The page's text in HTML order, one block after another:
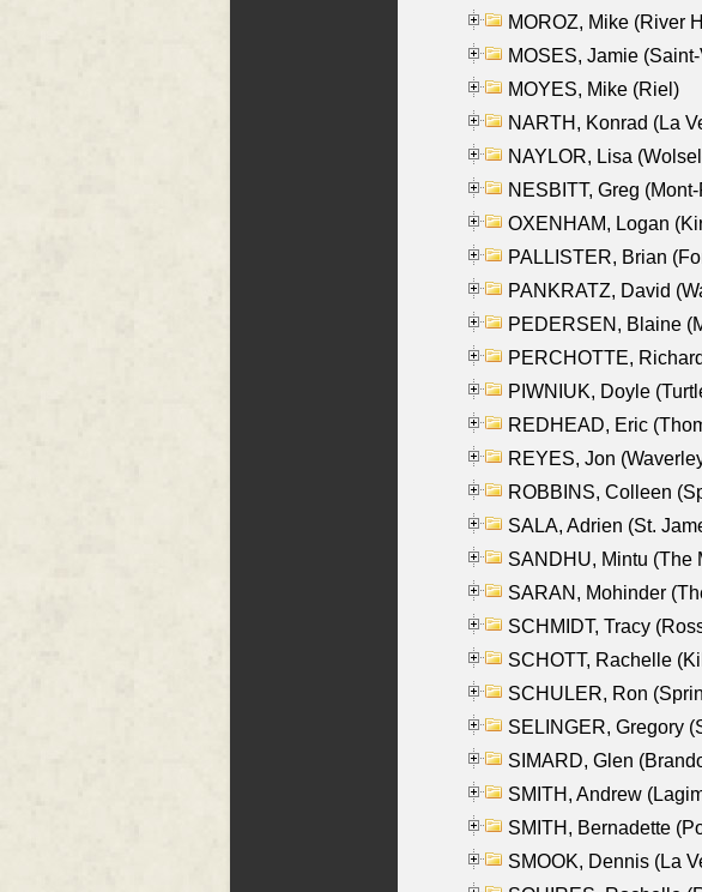
MOROZ, Mike (River
MOSES, Jamie
MOYES, Mike (Riel)
NARTH, Konrad (La
NAYLOR, Lisa
NESBITT, Greg
OXENHAM, Logan
PALLISTER, Brian
PANKRATZ, David
PEDERSEN, Blaine
PERCHOTTE,
PIWNIUK, Doyle
REDHEAD, Eric
REYES, Jon
ROBBINS, Colleen
SALA, Adrien (St.
SANDHU, Mintu (The
SARAN, Mohinder
SCHMIDT, Tracy
SCHOTT, Rachelle
SCHULER, Ron
SELINGER, Gregory
SIMARD, Glen
SMITH, Andrew
SMITH, Bernadette
SMOOK, Dennis (La